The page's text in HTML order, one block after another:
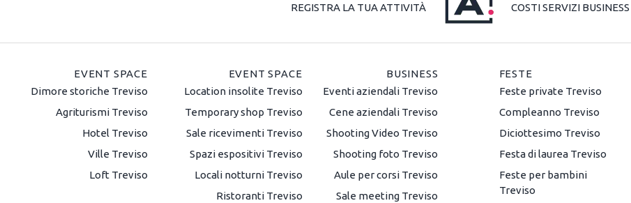
REGISTRA LA TUA ATTIVITÀ COSTI SERVIZI BUSINESS
EVENT SPACE
Dimore storiche Treviso
Agriturismi Treviso
Hotel Treviso
Ville Treviso
Loft Treviso
EVENT SPACE
Location insolite Treviso
Temporary shop Treviso
Sale ricevimenti Treviso
Spazi espositivi Treviso
Locali notturni Treviso
Ristoranti Treviso
BUSINESS
Eventi aziendali Treviso
Cene aziendali Treviso
Shooting Video Treviso
Shooting foto Treviso
Aule per corsi Treviso
Sale meeting Treviso
FESTE
Feste private Treviso
Compleanno Treviso
Diciottesimo Treviso
Festa di laurea Treviso
Feste per bambini
Treviso